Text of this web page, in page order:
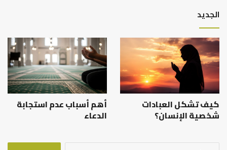
الجديد
كيف تشكل العبادات
شخصية الإنسان؟
أهم أسباب عدم استجابة
الدعاء